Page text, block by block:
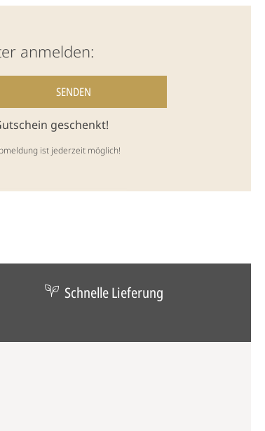
anmelden:
geschenkt!
ist jederzeit möglich!
Schnelle Lieferung